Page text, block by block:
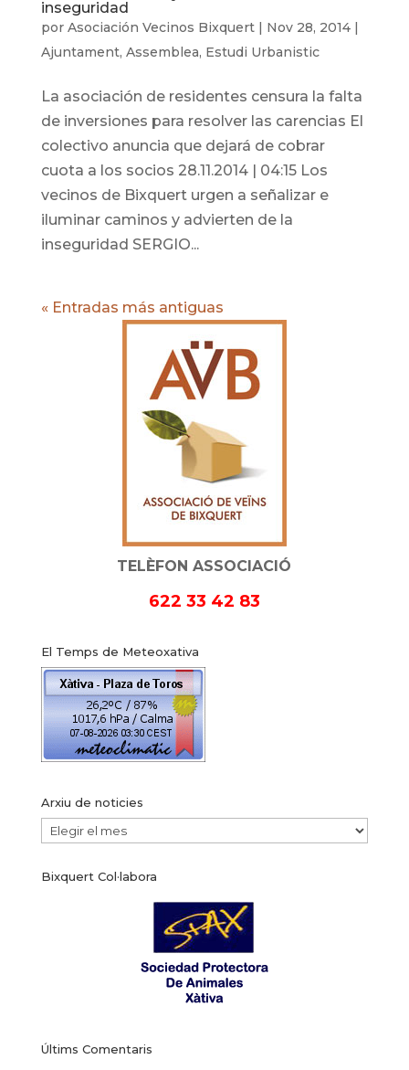
inseguridad
por Asociación Vecinos Bixquert| Nov 28, 2014|
Ajuntament, Assemblea, Estudi Urbanistic
La asociación de residentes censura la falta
de inversiones para resolver las carencias El
colectivo anuncia que dejará de cobrar
cuota a los socios 28.11.2014 | 04:15 Los
vecinos de Bixquert urgen a señalizar e
iluminar caminos y advierten de la
inseguridad SERGIO...
« Entradas más antiguas
TELÈFON ASSOCIACIÓ
622 33 42 83
El Temps de Meteoxativa
Arxiu de noticies
Arxiu
noticies
Bixquert Col·labora
Últims Comentaris